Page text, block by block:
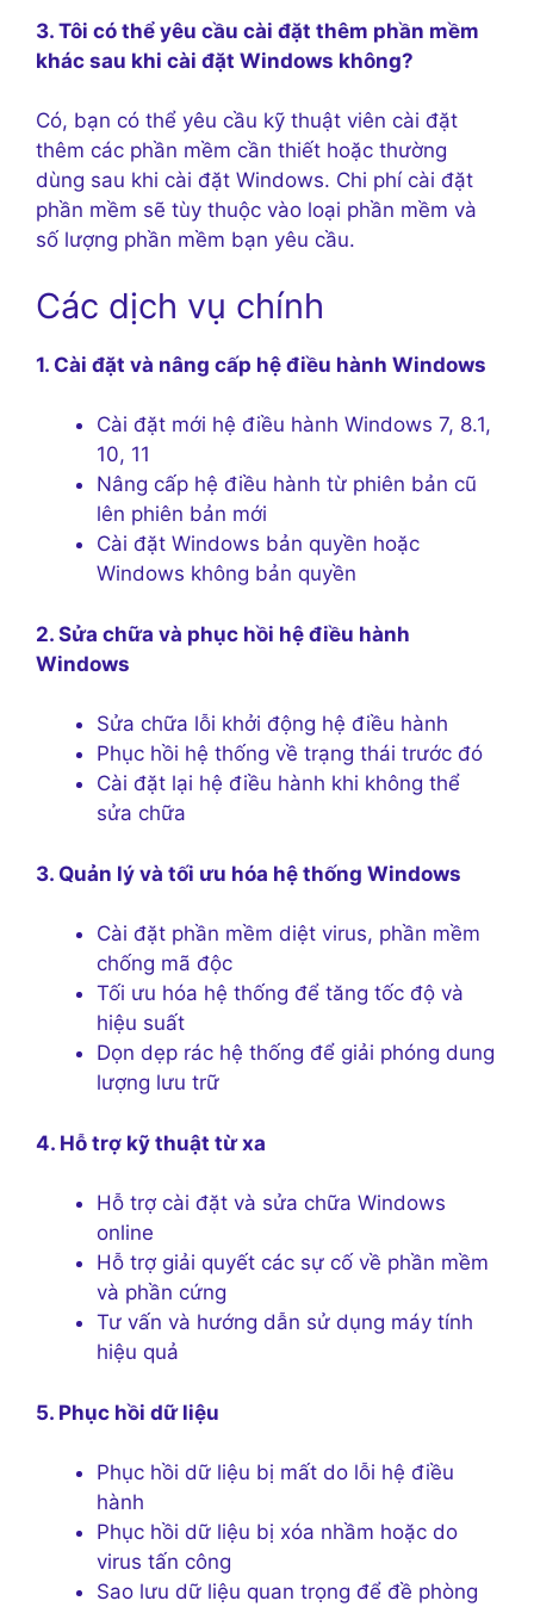
3. Tôi có thể yêu cầu cài đặt thêm phần mềm
khác sau khi cài đặt Windows không?
Có, bạn có thể yêu cầu kỹ thuật viên cài đặt
thêm các phần mềm cần thiết hoặc thường
dùng sau khi cài đặt Windows. Chi phí cài đặt
phần mềm sẽ tùy thuộc vào loại phần mềm và
số lượng phần mềm bạn yêu cầu.
Các dịch vụ chính
1. Cài đặt và nâng cấp hệ điều hành Windows
Cài đặt mới hệ điều hành Windows 7, 8.1,
10, 11
Nâng cấp hệ điều hành từ phiên bản cũ
lên phiên bản mới
Cài đặt Windows bản quyền hoặc
Windows không bản quyền
2. Sửa chữa và phục hồi hệ điều hành
Windows
Sửa chữa lỗi khởi động hệ điều hành
Phục hồi hệ thống về trạng thái trước đó
Cài đặt lại hệ điều hành khi không thể
sửa chữa
3. Quản lý và tối ưu hóa hệ thống Windows
Cài đặt phần mềm diệt virus, phần mềm
chống mã độc
Tối ưu hóa hệ thống để tăng tốc độ và
hiệu suất
Dọn dẹp rác hệ thống để giải phóng dung
lượng lưu trữ
4. Hỗ trợ kỹ thuật từ xa
Hỗ trợ cài đặt và sửa chữa Windows
online
Hỗ trợ giải quyết các sự cố về phần mềm
và phần cứng
Tư vấn và hướng dẫn sử dụng máy tính
hiệu quả
5. Phục hồi dữ liệu
Phục hồi dữ liệu bị mất do lỗi hệ điều
hành
Phục hồi dữ liệu bị xóa nhầm hoặc do
virus tấn công
Sao lưu dữ liệu quan trọng để đề phòng